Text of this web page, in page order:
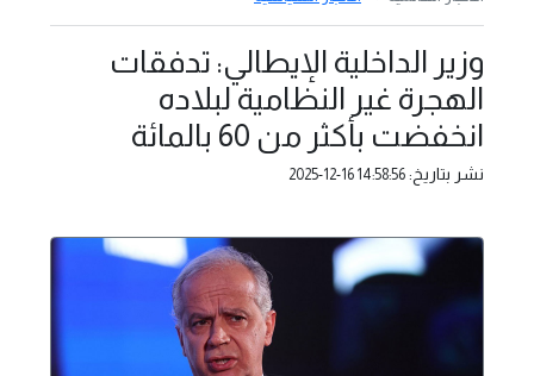
وزير الداخلية الإيطالي: تدفقات
الهجرة غير النظامية لبلاده
انخفضت بأكثر من 60 بالمائة
نشر بتاريخ: 2025-12-16 14:58:56